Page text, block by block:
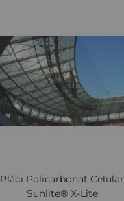
Plăci Policarbonat Celular
Sunlite® X-Lite